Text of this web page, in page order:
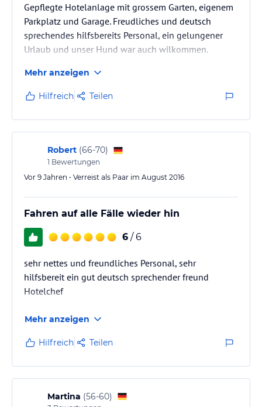
Gepflegte Hotelanlage mit grossem Garten, eigenem
Parkplatz und Garage. Freudliches und deutsch
sprechendes hilfsbereits Personal, ein gelungener
Urlaub und unser Hund war auch wilkommen.
Mehr anzeigen
Hilfreich Teilen
Robert (66-70)
1 Bewertungen
Vor 9 Jahren • Verreist als Paar im August 2016
Fahren auf alle Fälle wieder hin
6 / 6
sehr nettes und freundliches Personal, sehr
hilfsbereit ein gut deutsch sprechender freund
Hotelchef
Mehr anzeigen
Hilfreich Teilen
Martina (56-60)